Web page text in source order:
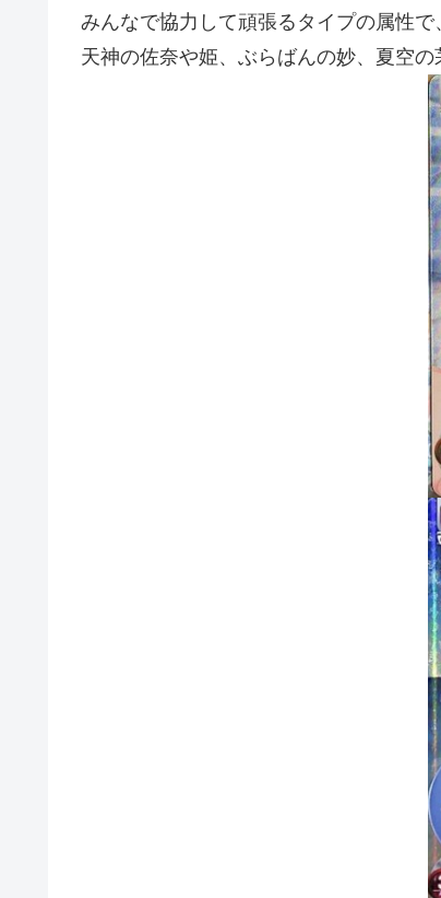
みんなで協力して頑張るタイプの属性
天神の佐奈や姫、ぶらばんの妙、夏空